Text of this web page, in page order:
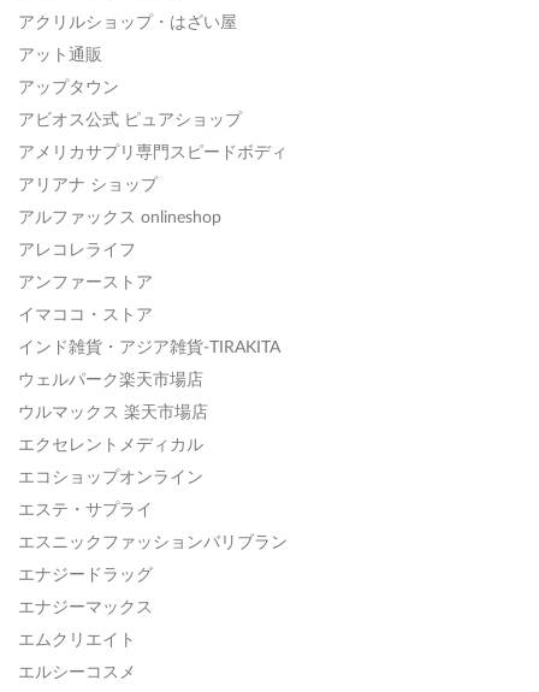
アクリルショップ・はざい屋
アット通販
アップタウン
アビオス公式 ピュアショップ
アメリカサプリ専門スピードボディ
アリアナ ショップ
アルファックス onlineshop
アレコレライフ
アンファーストア
イマココ・ストア
インド雑貨・アジア雑貨-TIRAKITA
ウェルパーク楽天市場店
ウルマックス 楽天市場店
エクセレントメディカル
エコショップオンライン
エステ・サプライ
エスニックファッションバリブラン
エナジードラッグ
エナジーマックス
エムクリエイト
エルシーコスメ